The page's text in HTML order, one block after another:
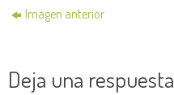
Imagen anterior
Deja una respuesta